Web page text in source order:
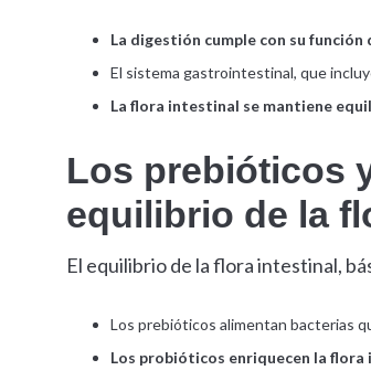
La digestión cumple con su
El sistema gastrointestinal, que
La flora intestinal se mantiene
Los prebióticos
equilibrio de la
El equilibrio de la flora intestinal,
Los prebióticos alimentan bacterias
Los probióticos enriquecen la